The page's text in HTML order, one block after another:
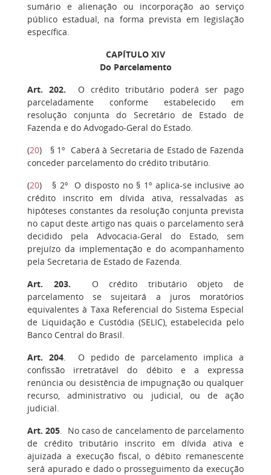
sumário e alienação ou incorporação ao serviço
público estadual, na forma prevista em legislação
específica.
CAPÍTULO XIV
Do Parcelamento
Art. 202. O crédito tributário poderá ser pago
parceladamente conforme estabelecido em
resolução conjunta do Secretário de Estado de
Fazenda e do Advogado-Geral do Estado.
(20) § 1º Caberá à Secretaria de Estado de Fazenda
conceder parcelamento do crédito tributário.
(20) § 2ºO disposto no § 1º aplica-se inclusive ao
crédito inscrito em dívida ativa, ressalvadas as
hipóteses constantes da resolução conjunta prevista
no caput deste artigo nas quais o parcelamento será
decidido pela Advocacia-Geral do Estado, sem
prejuízo da implementação e do acompanhamento
pela Secretaria de Estado de Fazenda.
Art. 203. O crédito tributário objeto de
parcelamento se sujeitará a juros moratórios
equivalentes à Taxa Referencial do Sistema Especial
de Liquidação e Custódia (SELIC), estabelecida pelo
Banco Central do Brasil.
Art. 204. O pedido de parcelamento implica a
confissão irretratável do débito e a expressa
renúncia ou desistência de impugnação ou qualquer
recurso, administrativo ou judicial, ou de ação
judicial.
Art. 205. No caso de cancelamento de parcelamento
de crédito tributário inscrito em dívida ativa e
ajuizada a execução fiscal, o débito remanescente
será apurado e dado o prosseguimento da execução